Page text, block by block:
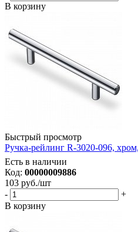
В корзину
Быстрый просмотр
Ручка-рейлинг R-3020-096,
Есть в наличии
Код: 00000009886
103 руб./шт
-
+
В корзину